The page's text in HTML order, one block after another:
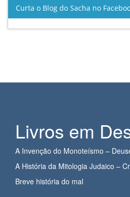
Curta o Blog do Sacha no
Livros em
A Invenção do Monoteísmo –
A História da Mitologia Judaico –
Breve história do mal